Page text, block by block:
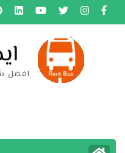
تخطى
إلى
افضل